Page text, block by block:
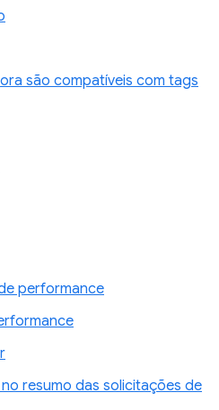
são compatíveis com tags
performance
resumo das solicitações de